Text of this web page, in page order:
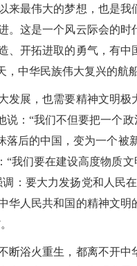
最伟大的梦想，也是我
。这是一个风云际会的
、开拓进取的勇气，有
中华民族伟大复兴的航
，也需要精神文明极
说：“我们不但要把一个
后的中国，变为一个被
我们要在建设高度物质
：要大力发扬党和人民
华人民共和国的精神文
浴火重生，都离不开中